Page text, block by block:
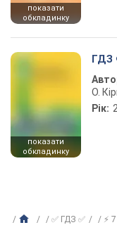
показати
обкладинку
показати
обкладинку
ГДЗ
О.
Рік:
✅ ГДЗ ✅ ⚡